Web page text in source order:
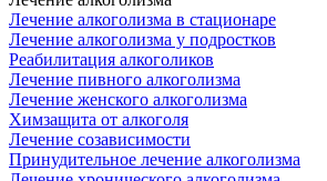
Лечение алкоголизма в стационаре
Лечение алкоголизма у подростков
Реабилитация алкоголиков
Лечение пивного алкоголизма
Лечение женского алкоголизма
Химзащита от алкоголя
Лечение созависимости
Принудительное лечение алкоголизма